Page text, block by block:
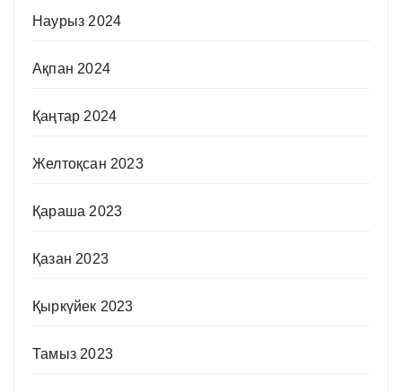
Наурыз 2024
Ақпан 2024
Қаңтар 2024
Желтоқсан 2023
Қараша 2023
Қазан 2023
Қыркүйек 2023
Тамыз 2023